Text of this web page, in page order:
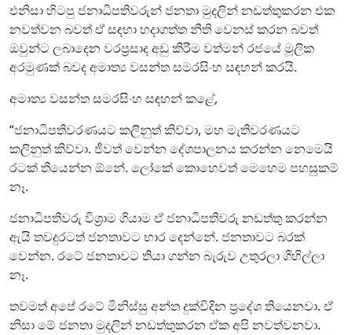
එනිසා හිටපු ජනාධිපතිවරුන් ජනතා මුදලින් නඩත්තුකරන එක
නවත්වන බවත් ඒ සඳහා හදාගත්ත නීති වෙනස් කරන බවත්
ඔවුන්ට ලබාදෙන වරප්‍රසාද අඩු කිරීම වත්මන් රජයේ මූලික
අරමුණක් බවද අමාත්‍ය වසන්ත සමරසිංහ සඳහන් කරයි.
අමාත්‍ය වසන්ත සමරසිංහ සඳහන් කළේ,
“ජනාධිපතිවරණයට කලිනුත් කිව්වා, මහ මැතිවරණයට
කලිනුත් කිව්වා. ජීවත් වෙන්න දේශපාලනය කරන්න නෙමෙයි
රටක් තියෙන්න ඕනේ. ලෝකේ කොහෙවත් මෙහෙම පහසුකම්
නෑ.
ජනාධිපතිවරු විශ්‍රාම ගියාම ඒ ජනාධිපතිවරු නඩත්තු කරන්න
ඇයි තවදුරටත් ජනතාවට භාර දෙන්නේ. ජනතාවට බරක්
වෙන්න. රටේ ජනතාවට තියා ගන්න බැරුව උතුරලා ගිහිල්ලා
නෑ.
තවමත් අපේ රටේ මිනිස්සු අන්ත දුක්විදින ප්‍රදේශ තියෙනවා. ඒ
නිසා මේ ජනතා මුදලින් නඩත්තුකරන ඒක අපි නවත්වනවා.